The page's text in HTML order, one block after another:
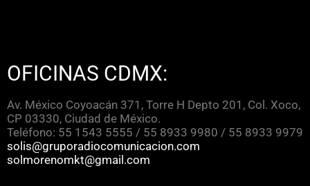
OFICINAS CDMX:
Av. México Coyoacán 371, Torre H Depto 201, Col. Xoco,
CP 03330, Ciudad de México.
Teléfono: 55 1543 5555 / 55 8933 9980 / 55 8933 9979
solis@gruporadiocomunicacion.com
solmorenomkt@gmail.com